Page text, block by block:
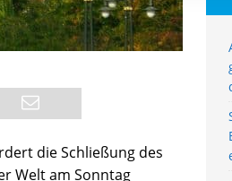
die Schließung des
Welt am Sonntag